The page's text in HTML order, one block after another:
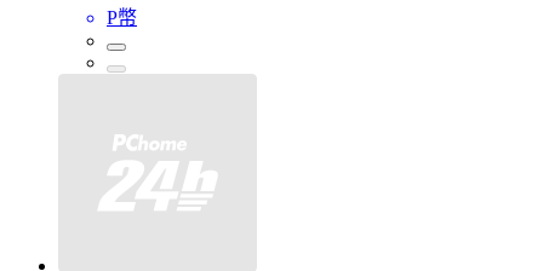
P幣